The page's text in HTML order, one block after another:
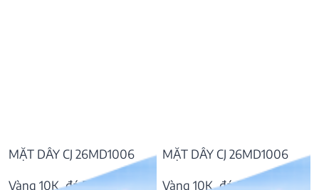
MẶT DÂY CJ 26MD1006
Vàng 10K, đá Peridot
MẶT DÂY CJ 26MD1006
Vàng 10K, đá Garnet